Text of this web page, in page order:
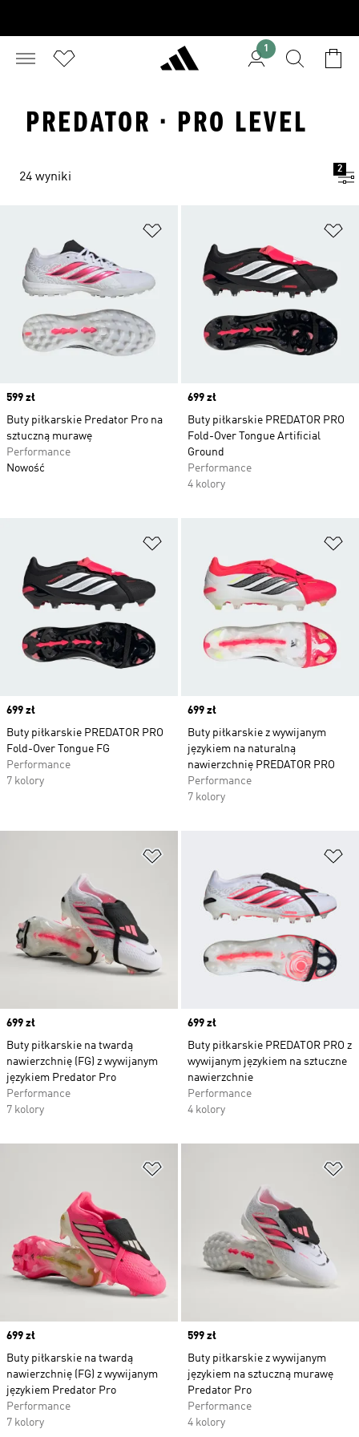
1
PREDATOR · PRO LEVEL
24 wyniki
2
Price
599 zł
Buty piłkarskie Predator Pro na
sztuczną murawę
Performance
Nowość
Price
699 zł
Buty piłkarskie PREDATOR PRO
Fold-Over Tongue Artificial
Ground
Performance
4 kolory
Price
699 zł
Buty piłkarskie PREDATOR PRO
Fold-Over Tongue FG
Performance
7 kolory
Price
699 zł
Buty piłkarskie z wywijanym
językiem na naturalną
nawierzchnię PREDATOR PRO
Performance
7 kolory
Price
699 zł
Buty piłkarskie na twardą
nawierzchnię (FG) z wywijanym
językiem Predator Pro
Performance
7 kolory
Price
699 zł
Buty piłkarskie PREDATOR PRO z
wywijanym językiem na sztuczne
nawierzchnie
Performance
4 kolory
Price
699 zł
Buty piłkarskie na twardą
nawierzchnię (FG) z wywijanym
językiem Predator Pro
Performance
7 kolory
Price
599 zł
Buty piłkarskie z wywijanym
językiem na sztuczną murawę
Predator Pro
Performance
4 kolory